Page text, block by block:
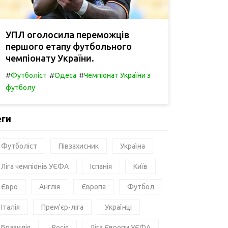
УПЛ оголосила переможців
першого етапу футбольного
чемпіонату України.
#Футболіст #Одеса #Чемпіонат України з
футболу
Футболіст Півзахисник Україна
Ліга чемпіонів УЄФА Іспанія Київ
Євро Англія Європа Футбол
Італія Прем'єр-ліга Українці